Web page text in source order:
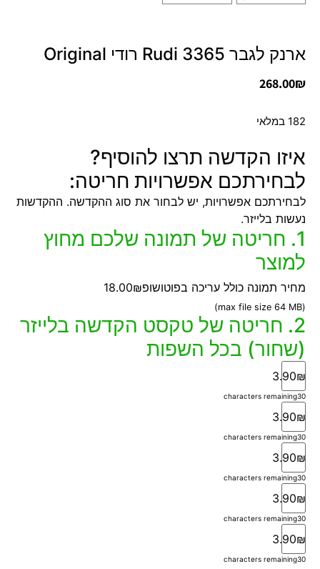
ארנק לגבר 3365 Rudi רודי Original
268.00₪
182 במלאי
איזו הקדשה תרצו להוסיף?
לבחירתכם אפשרויות חריטה:
לבחירתכם אפשרויות, יש לבחור את סוג ההקדשה. ההקדשות
נעשות בלייזר.
1. חריטה של תמונה שלכם מחוץ
למוצר
מחיר תמונה כולל עריכה בפוטושופ18.00₪
(max file size 64 MB)
2. חריטה של טקסט הקדשה בלייזר
(שחור) בכל השפות
3.90₪
30
characters remaining
3.90₪
30
characters remaining
3.90₪
30
characters remaining
3.90₪
30
characters remaining
3.90₪
30
characters remaining